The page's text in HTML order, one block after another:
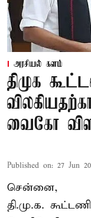
அரசியல் களம்
திமுக
வைகோ
Published on: 27 Jun
சென்னை,
தி.மு.க.